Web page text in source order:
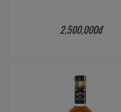
2,500,000đ